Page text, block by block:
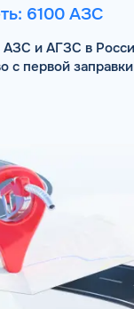
6100 АЗС
АЗС и АГЗС в
с первой